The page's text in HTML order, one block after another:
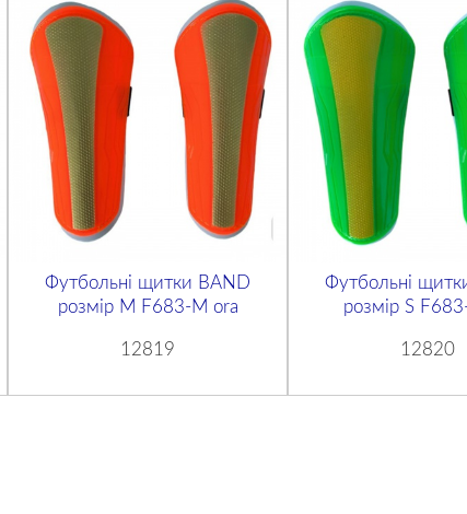
Футбольні щитки BAND
розмір M F683-M ora
12819
Футбольні
розмір S
12820